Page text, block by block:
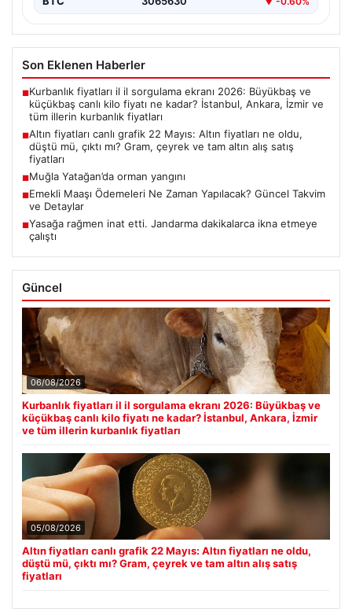
Son Eklenen Haberler
■Kurbanlık fiyatları il il sorgulama ekranı 2026: Büyükbaş ve
küçükbaş canlı kilo fiyatı ne kadar? İstanbul, Ankara, İzmir ve
tüm illerin kurbanlık fiyatları
■Altın fiyatları canlı grafik 22 Mayıs: Altın fiyatları ne oldu,
düştü mü, çıktı mı? Gram, çeyrek ve tam altın alış satış
fiyatları
■Muğla Yatağan’da orman yangını
■Emekli Maaşı Ödemeleri Ne Zaman Yapılacak? Güncel Takvim
ve Detaylar
■Yasağa rağmen inat etti. Jandarma dakikalarca ikna etmeye
çalıştı
Güncel
06/08/2026
Kurbanlık fiyatları il il sorgulama ekranı 2026: Büyükbaş ve
küçükbaş canlı kilo fiyatı ne kadar? İstanbul, Ankara, İzmir
ve tüm illerin kurbanlık fiyatları
05/08/2026
Altın fiyatları canlı grafik 22 Mayıs: Altın fiyatları ne oldu,
düştü mü, çıktı mı? Gram, çeyrek ve tam altın alış satış
fiyatları